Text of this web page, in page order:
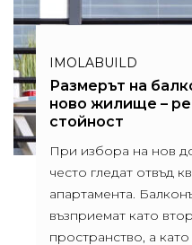
IMOLABUILD
Размерът на
ново жилище –
стойност
При избора на нов
често гледат отвъд
апартамента.
възприемат като
пространство, а